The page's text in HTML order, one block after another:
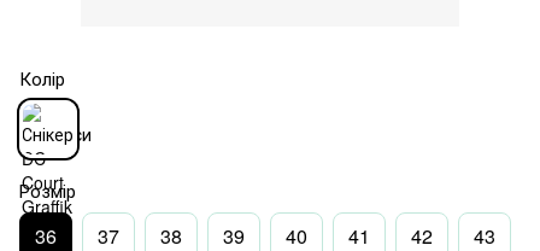
Колір
Розмір
36 37 38 39 40 41 42 43